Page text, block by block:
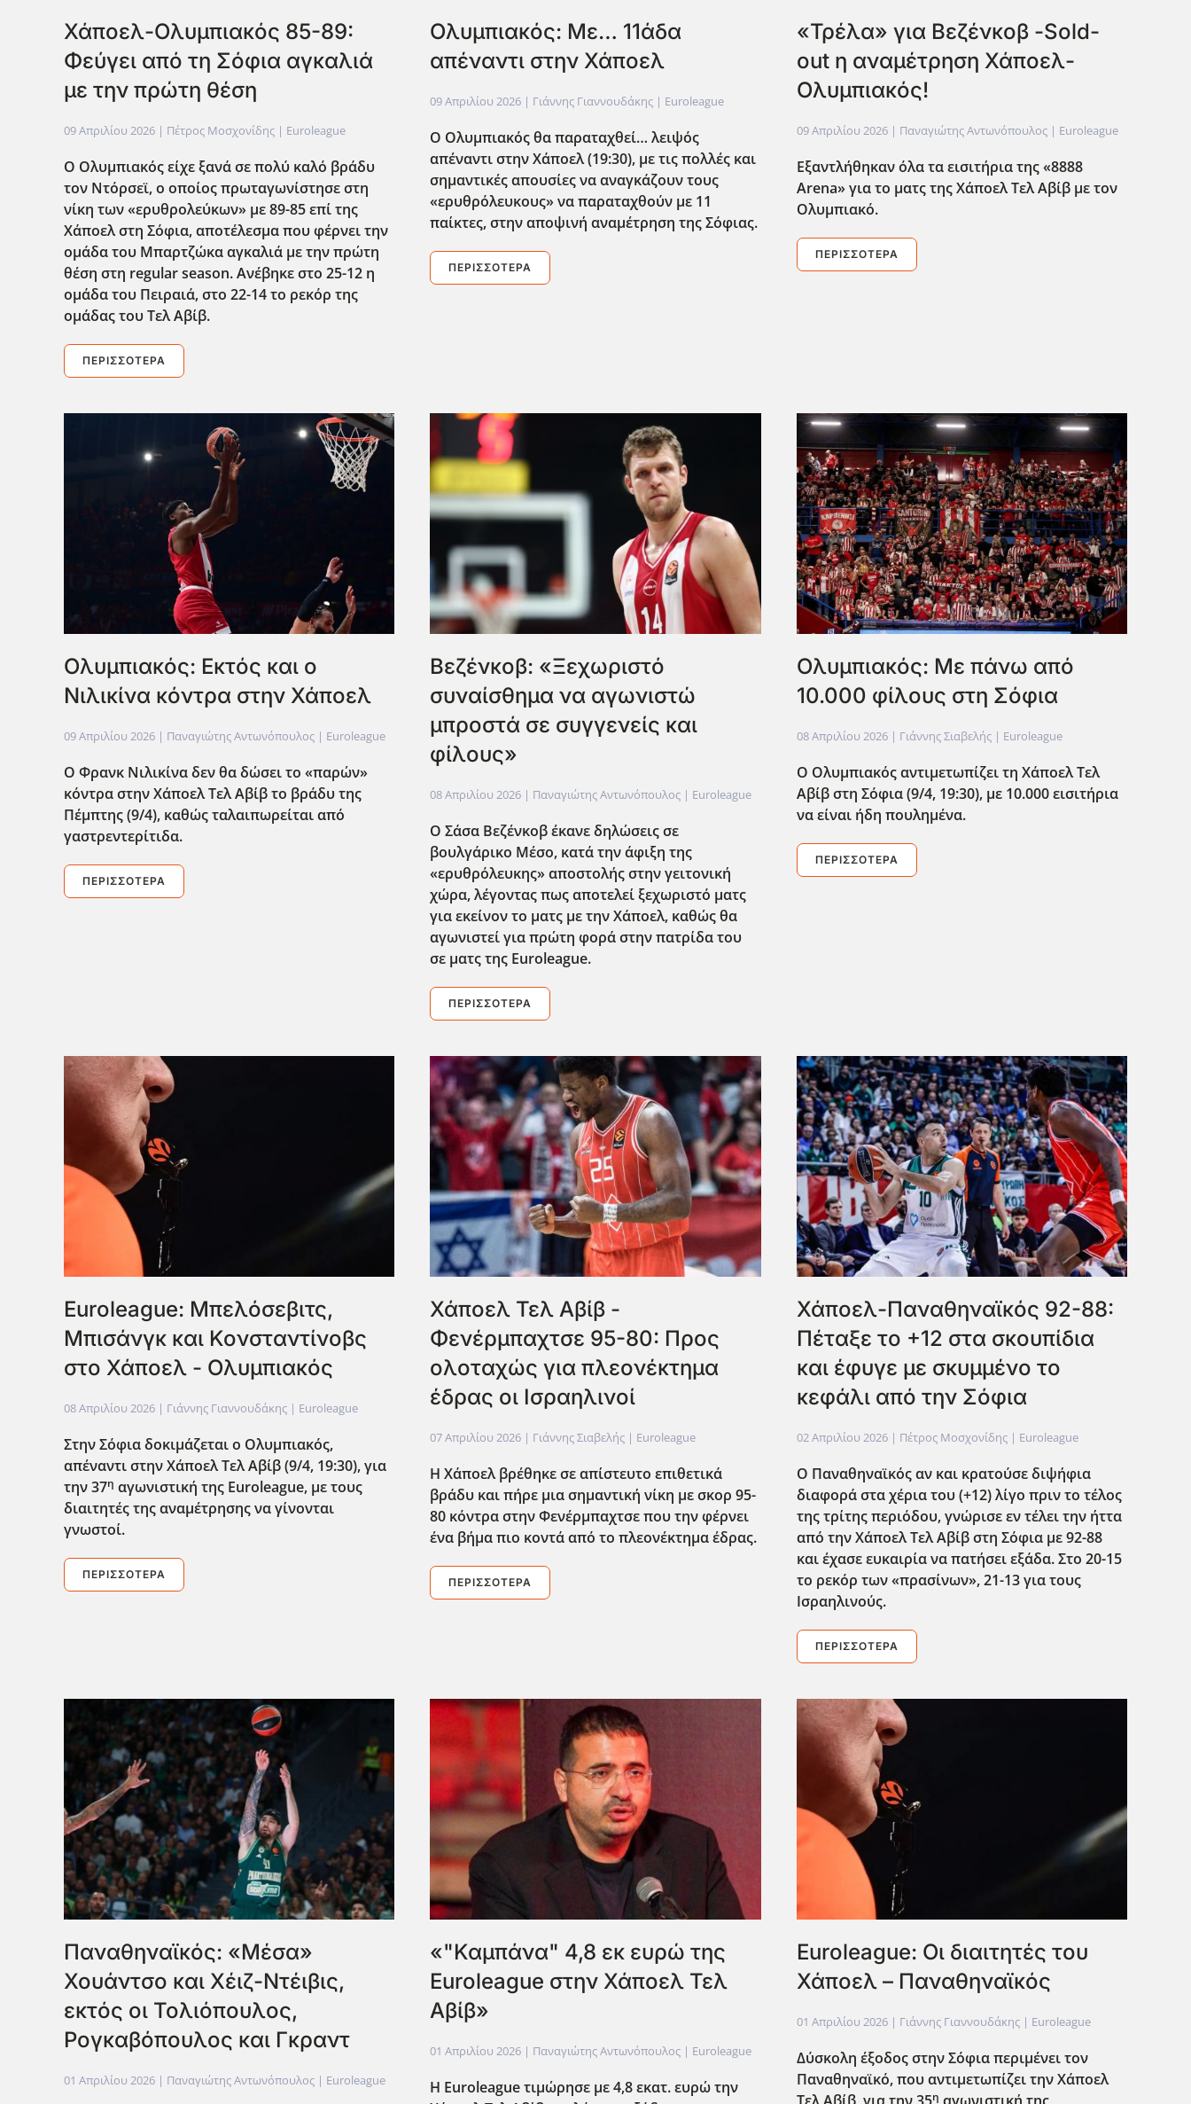
Χάποελ-Ολυμπιακός 85-89:
Φεύγει από τη Σόφια αγκαλιά
με την πρώτη θέση
09 Απριλίου 2026 | Πέτρος Μοσχονίδης | Euroleague
Ο Ολυμπιακός είχε ξανά σε πολύ καλό βράδυ
τον Ντόρσεϊ, ο οποίος πρωταγωνίστησε στη
νίκη των «ερυθρολεύκων» με 89-85 επί της
Χάποελ στη Σόφια, αποτέλεσμα που φέρνει την
ομάδα του Μπαρτζώκα αγκαλιά με την πρώτη
θέση στη regular season. Ανέβηκε στο 25-12 η
ομάδα του Πειραιά, στο 22-14 το ρεκόρ της
ομάδας του Τελ Αβίβ.
ΠΕΡΙΣΣΌΤΕΡΑ
Ολυμπιακός: Με… 11άδα
απέναντι στην Χάποελ
09 Απριλίου 2026 | Γιάννης Γιαννουδάκης | Euroleague
Ο Ολυμπιακός θα παραταχθεί… λειψός
απέναντι στην Χάποελ (19:30), με τις πολλές και
σημαντικές απουσίες να αναγκάζουν τους
«ερυθρόλευκους» να παραταχθούν με 11
παίκτες, στην αποψινή αναμέτρηση της Σόφιας.
ΠΕΡΙΣΣΌΤΕΡΑ
«Τρέλα» για Βεζένκοβ -Sold-
out η αναμέτρηση Χάποελ-
Ολυμπιακός!
09 Απριλίου 2026| Παναγιώτης Αντωνόπουλος | Euroleague
Εξαντλήθηκαν όλα τα εισιτήρια της «8888
Arena» για το ματς της Χάποελ Τελ Αβίβ με τον
Ολυμπιακό.
ΠΕΡΙΣΣΌΤΕΡΑ
Ολυμπιακός: Εκτός και ο
Νιλικίνα κόντρα στην Χάποελ
09 Απριλίου 2026 | Παναγιώτης Αντωνόπουλος | Euroleague
Ο Φρανκ Νιλικίνα δεν θα δώσει το «παρών»
κόντρα στην Χάποελ Τελ Αβίβ το βράδυ της
Πέμπτης (9/4), καθώς ταλαιπωρείται από
γαστρεντερίτιδα.
ΠΕΡΙΣΣΌΤΕΡΑ
Βεζένκοβ: «Ξεχωριστό
συναίσθημα να αγωνιστώ
μπροστά σε συγγενείς και
φίλους»
08 Απριλίου 2026 | Παναγιώτης Αντωνόπουλος | Euroleague
Ο Σάσα Βεζένκοβ έκανε δηλώσεις σε
βουλγάρικο Μέσο, κατά την άφιξη της
«ερυθρόλευκης» αποστολής στην γειτονική
χώρα, λέγοντας πως αποτελεί ξεχωριστό ματς
για εκείνον το ματς με την Χάποελ, καθώς θα
αγωνιστεί για πρώτη φορά στην πατρίδα του
σε ματς της Euroleague.
ΠΕΡΙΣΣΌΤΕΡΑ
Ολυμπιακός: Με πάνω από
10.000 φίλους στη Σόφια
08 Απριλίου 2026| Γιάννης Σιαβελής | Euroleague
Ο Ολυμπιακός αντιμετωπίζει τη Χάποελ Τελ
Αβίβ στη Σόφια (9/4, 19:30), με 10.000 εισιτήρια
να είναι ήδη πουλημένα.
ΠΕΡΙΣΣΌΤΕΡΑ
Euroleague: Μπελόσεβιτς,
Μπισάνγκ και Κονσταντίνοβς
στο Χάποελ - Ολυμπιακός
08 Απριλίου 2026 | Γιάννης Γιαννουδάκης | Euroleague
Στην Σόφια δοκιμάζεται ο Ολυμπιακός,
απέναντι στην Χάποελ Τελ Αβίβ (9/4, 19:30), για
την 37η αγωνιστική της Euroleague, με τους
διαιτητές της αναμέτρησης να γίνονται
γνωστοί.
ΠΕΡΙΣΣΌΤΕΡΑ
Χάποελ Τελ Αβίβ -
Φενέρμπαχτσε 95-80: Προς
ολοταχώς για πλεονέκτημα
έδρας οι Ισραηλινοί
07 Απριλίου 2026 | Γιάννης Σιαβελής | Euroleague
Η Χάποελ βρέθηκε σε απίστευτο επιθετικά
βράδυ και πήρε μια σημαντική νίκη με σκορ 95-
80 κόντρα στην Φενέρμπαχτσε που την φέρνει
ένα βήμα πιο κοντά από το πλεονέκτημα έδρας.
ΠΕΡΙΣΣΌΤΕΡΑ
Χάποελ-Παναθηναϊκός 92-88:
Πέταξε το +12 στα σκουπίδια
και έφυγε με σκυμμένο το
κεφάλι από την Σόφια
02 Απριλίου 2026| Πέτρος Μοσχονίδης | Euroleague
Ο Παναθηναϊκός αν και κρατούσε διψήφια
διαφορά στα χέρια του (+12) λίγο πριν το τέλος
της τρίτης περιόδου, γνώρισε εν τέλει την ήττα
από την Χάποελ Τελ Αβίβ στη Σόφια με 92-88
και έχασε ευκαιρία να πατήσει εξάδα. Στο 20-15
το ρεκόρ των «πρασίνων», 21-13 για τους
Ισραηλινούς.
ΠΕΡΙΣΣΌΤΕΡΑ
Παναθηναϊκός: «Μέσα»
Χουάντσο και Χέιζ-Ντέιβις,
εκτός οι Τολιόπουλος,
Ρογκαβόπουλος και Γκραντ
01 Απριλίου 2026 | Παναγιώτης Αντωνόπουλος | Euroleague
«"Καμπάνα" 4,8 εκ ευρώ της
Euroleague στην Χάποελ Τελ
Αβίβ»
01 Απριλίου 2026 | Παναγιώτης Αντωνόπουλος | Euroleague
Η Euroleague τιμώρησε με 4,8 εκατ. ευρώ την
Euroleague: Οι διαιτητές του
Χάποελ – Παναθηναϊκός
01 Απριλίου 2026| Γιάννης Γιαννουδάκης | Euroleague
Δύσκολη έξοδος στην Σόφια περιμένει τον
Παναθηναϊκό, που αντιμετωπίζει την Χάποελ
η